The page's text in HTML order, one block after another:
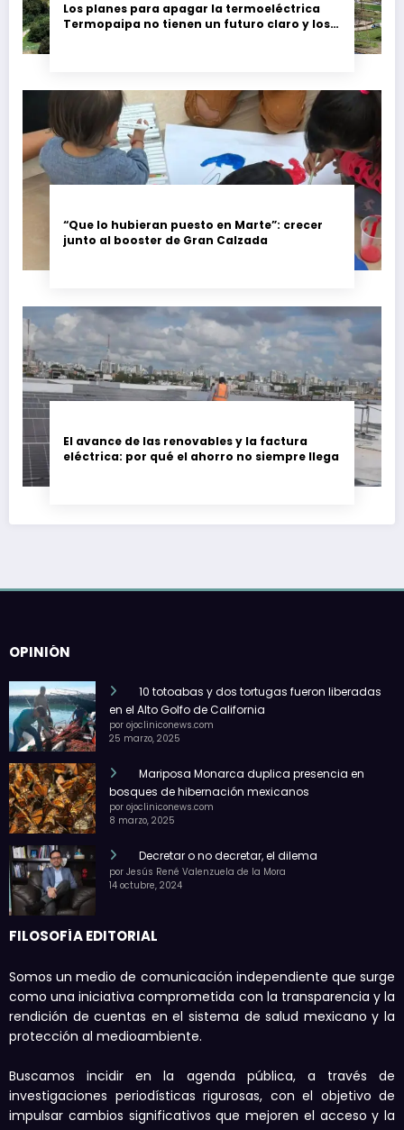
Los planes para apagar la termoeléctrica
Termopaipa no tienen un futuro claro y los
“Que lo hubieran puesto en Marte”: crecer
junto al booster de Gran Calzada
El avance de las renovables y la factura
eléctrica: por qué el ahorro no siempre llega
OPINIÓN
10 totoabas y dos tortugas fueron liberadas
en el Alto Golfo de California
por ojocliniconews.com
25 marzo, 2025
Mariposa Monarca duplica presencia en
bosques de hibernación mexicanos
por ojocliniconews.com
8 marzo, 2025
Decretar o no decretar, el dilema
por Jesús René Valenzuela de la Mora
14 octubre, 2024
FILOSOFÍA EDITORIAL
Somos un medio de comunicación independiente que surge
como una iniciativa comprometida con la transparencia y la
rendición de cuentas en el sistema de salud mexicano y la
protección al medioambiente.
Buscamos incidir en la agenda pública, a través de
investigaciones periodísticas rigurosas, con el objetivo de
impulsar cambios significativos que mejoren el acceso y la